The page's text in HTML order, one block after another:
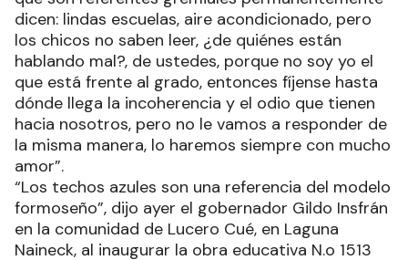
dicen: lindas escuelas, aire acondicionado, pero
los chicos no saben leer, ¿de quiénes están
hablando mal?, de ustedes, porque no soy yo el
que está frente al grado, entonces fíjense hasta
dónde llega la incoherencia y el odio que tienen
hacia nosotros, pero no le vamos a responder de
la misma manera, lo haremos siempre con mucho
amor”.
“Los techos azules son una referencia del modelo
formoseño”, dijo ayer el gobernador Gildo Insfrán
en la comunidad de Lucero Cué, en Laguna
Naineck, al inaugurar la obra educativa N.o 1513